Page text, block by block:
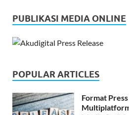
PUBLIKASI MEDIA ONLINE
POPULAR ARTICLES
Format